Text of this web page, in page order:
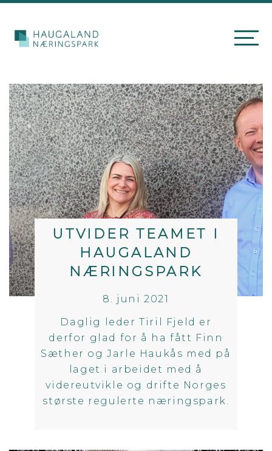
UTVIDER TEAMET I
HAUGALAND
NÆRINGSPARK
8. juni 2021
Daglig leder Tiril Fjeld er
derfor glad for å ha fått Finn
Sæther og Jarle Haukås med på
laget i arbeidet med å
videreutvikle og drifte Norges
største regulerte næringspark.